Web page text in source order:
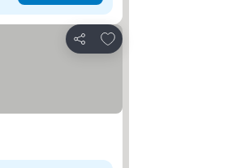
Dela
Lägg till i Mina Favoriter